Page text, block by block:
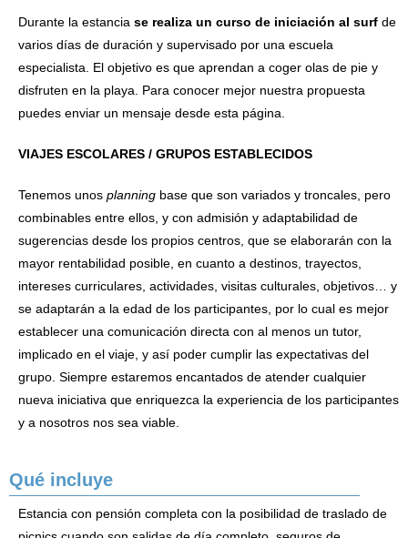
Durante la estancia se realiza un curso de iniciación al surf de
varios días de duración y supervisado por una escuela
especialista. El objetivo es que aprendan a coger olas de pie y
disfruten en la playa. Para conocer mejor nuestra propuesta
puedes enviar un mensaje desde esta página.
VIAJES ESCOLARES / GRUPOS ESTABLECIDOS
Tenemos unos planning base que son variados y troncales, pero
combinables entre ellos, y con admisión y adaptabilidad de
sugerencias desde los propios centros, que se elaborarán con la
mayor rentabilidad posible, en cuanto a destinos, trayectos,
intereses curriculares, actividades, visitas culturales, objetivos… y
se adaptarán a la edad de los participantes, por lo cual es mejor
establecer una comunicación directa con al menos un tutor,
implicado en el viaje, y así poder cumplir las expectativas del
grupo. Siempre estaremos encantados de atender cualquier
nueva iniciativa que enriquezca la experiencia de los participantes
y a nosotros nos sea viable.
Qué incluye
Estancia con pensión completa con la posibilidad de traslado de